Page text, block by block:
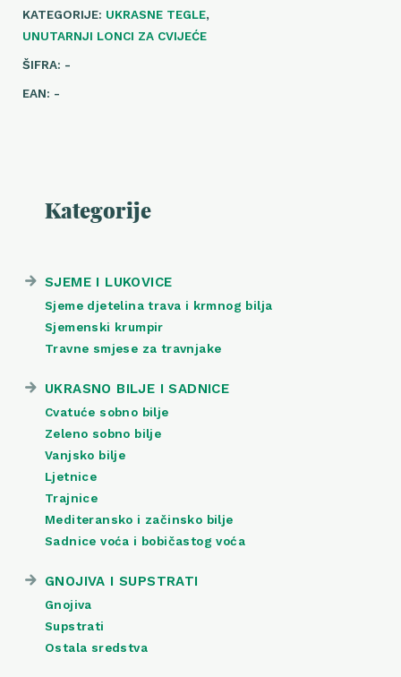
KATEGORIJE: UKRASNE TEGLE,
UNUTARNJI LONCI ZA CVIJEĆE
ŠIFRA: -
EAN: -
Kategorije
SJEME I LUKOVICE
Sjeme djetelina trava i krmnog bilja
Sjemenski krumpir
Travne smjese za travnjake
UKRASNO BILJE I SADNICE
Cvatuće sobno bilje
Zeleno sobno bilje
Vanjsko bilje
Ljetnice
Trajnice
Mediteransko i začinsko bilje
Sadnice voća i bobičastog voća
GNOJIVA I SUPSTRATI
Gnojiva
Supstrati
Ostala sredstva